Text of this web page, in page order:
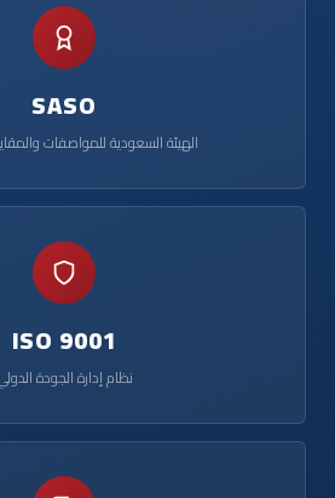
SASO
الهيئة السعودية للمواصفات
ISO 9001
نظام إدارة الجودة